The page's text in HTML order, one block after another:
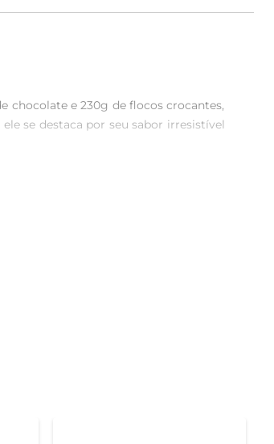
chocolate e 230g de flocos crocantes,
se destaca por seu sabor irresistível
bolos ou até mesmo como